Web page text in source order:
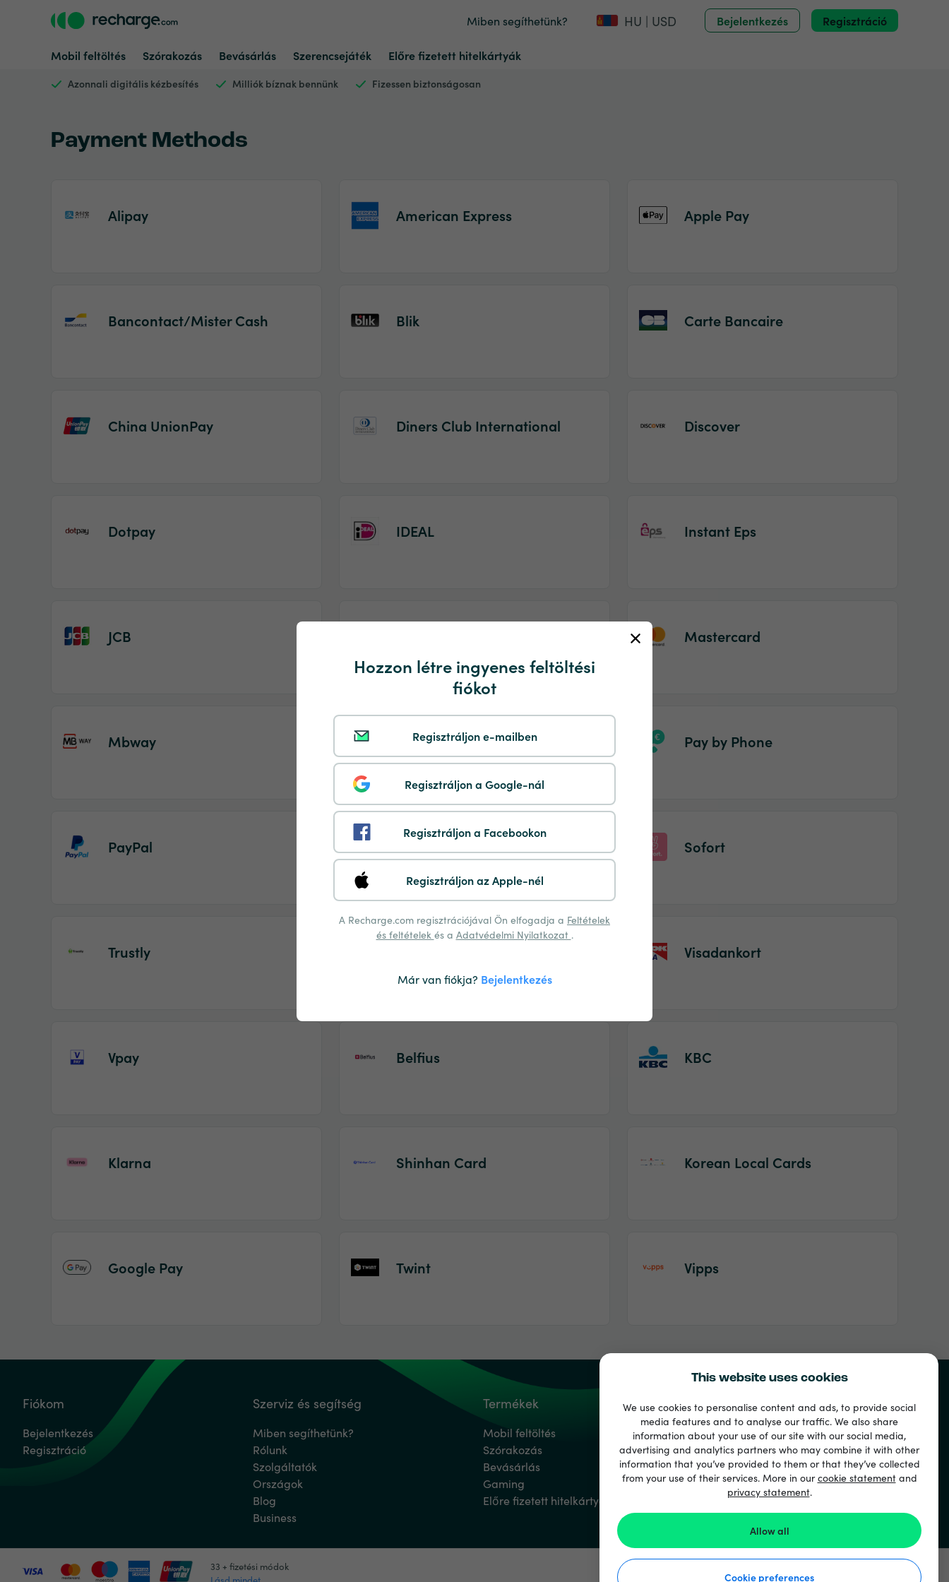
This website uses cookies
We use cookies to personalise content and ads, to provide social
media features and to analyse our traffic. We also share
information about your use of our site with our social media,
advertising and analytics partners who may combine it with other
information that you’ve provided to them or that they’ve collected
from your use of their services. More in ourcookie statementand
privacy statement.
Allow all
Cookie preferences
Miben segíthetünk? HU | USD Bejelentkezés Regisztráció
Mobil feltöltés Szórakozás Bevásárlás Szerencsejáték Előre fizetett hitelkártyák
Azonnali digitális kézbesítés Milliók bíznak bennünk Fizessen biztonságosan
Hozzon létre ingyenes feltöltési
fiókot
Regisztráljon e-mailben
Regisztráljon a Google-nál
Regisztráljon a Facebookon
Regisztráljon az Apple-nél
A Recharge.com regisztrációjával Ön elfogadja a Feltételek
és feltételek és a Adatvédelmi Nyilatkozat .
Már van fiókja? Bejelentkezés
Payment Methods
Alipay American Express Apple Pay
Bancontact/Mister Cash Blik Carte Bancaire
China UnionPay Diners Club International Discover
Dotpay IDEAL Instant Eps
JCB Mastercard
Mbway Multibanco Pay by Phone
PayPal Payshop Sofort
Trustly Visadankort
Vpay Belfius KBC
Klarna Shinhan Card Korean Local Cards
Google Pay Twint Vipps
Fiókom
Bejelentkezés
Regisztráció
Szerviz és segítség
Miben segíthetünk?
Rólunk
Szolgáltatók
Országok
Blog
Business
Termékek
Mobil feltöltés
Szórakozás
Bevásárlás
Gaming
Előre fizetett hitelkártyák
33 + fizetési módok